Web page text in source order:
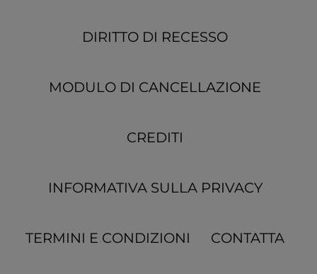
DIRITTO DI RECESSO
MODULO DI CANCELLAZIONE
CREDITI
INFORMATIVA SULLA PRIVACY
TERMINI E CONDIZIONI CONTATTA